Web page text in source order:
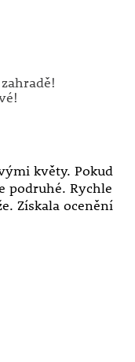
květy. Pokud
podruhé. Rychle
Získala ocenění
romantických
pnoucí